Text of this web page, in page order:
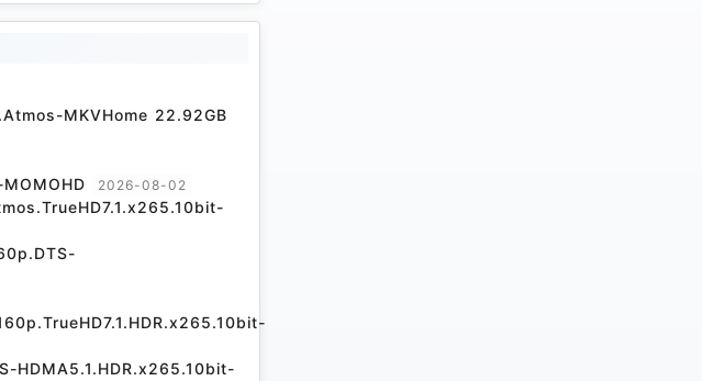
MKVHome 22.92GB
2026-08-02
HDMA5.1.HDR.x265.10bit-